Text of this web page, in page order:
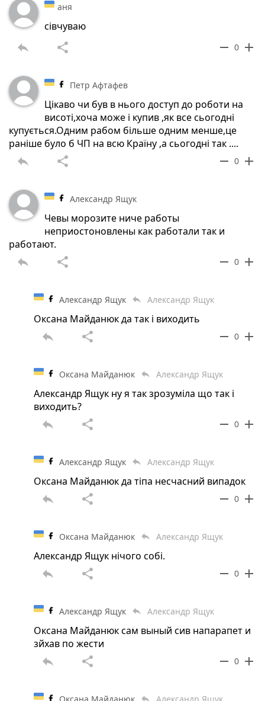
аня
сівчуваю
reply share remove 0 add
Петр Афтафев
Цікаво чи був в нього доступ до роботи на
висоті,хоча може і купив ,як все сьогодні
купується.Одним рабом більше одним менше,це
раніше було б ЧП на всю Країну ,а сьогодні так ....
reply share remove 0 add
Александр Ящук
Чевы морозите ниче работы
неприостоновлены как работали так и
работают.
reply share remove 0 add
Александр Ящук reply Александр Ящук
Оксана Майданюк да так і виходить
reply share remove 0 add
Оксана Майданюк reply Александр Ящук
Александр Ящук ну я так зрозуміла що так і
виходить?
reply share remove 0 add
Александр Ящук reply Александр Ящук
Оксана Майданюк да тіпа несчасний випадок
reply share remove 0 add
Оксана Майданюк reply Александр Ящук
Александр Ящук нічого собі.
reply share remove 0 add
Александр Ящук reply Александр Ящук
Оксана Майданюк сам выный сив напарапет и
зйхав по жести
reply share remove 0 add
Оксана Майданюк reply Александр Ящук